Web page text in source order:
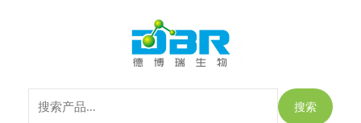
主
菜
单
搜索